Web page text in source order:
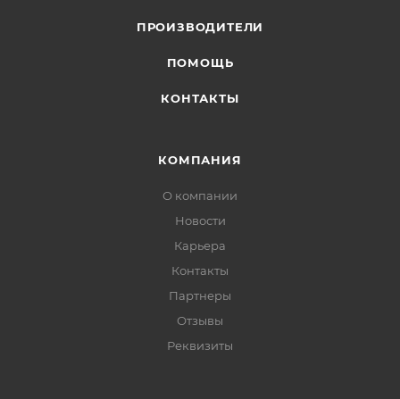
ПРОИЗВОДИТЕЛИ
ПОМОЩЬ
КОНТАКТЫ
КОМПАНИЯ
О компании
Новости
Карьера
Контакты
Партнеры
Отзывы
Реквизиты